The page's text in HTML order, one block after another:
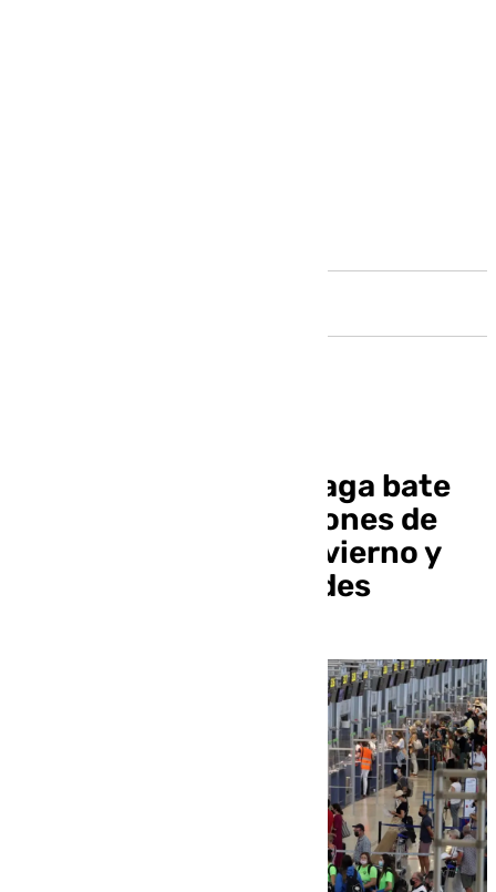
El Aeropuerto de Málaga bate
récords con 10,4 millones de
asientos para este invierno y
vuelos con 118 ciudades